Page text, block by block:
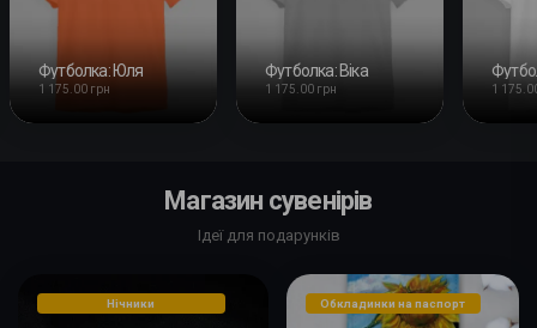
Футболка: Юля
1 175.00 грн
Футболка: Віка
1 175.00 грн 1
Магазин сувенірів
Ідеї для подарунків
Нічники Обкладинки на паспорт